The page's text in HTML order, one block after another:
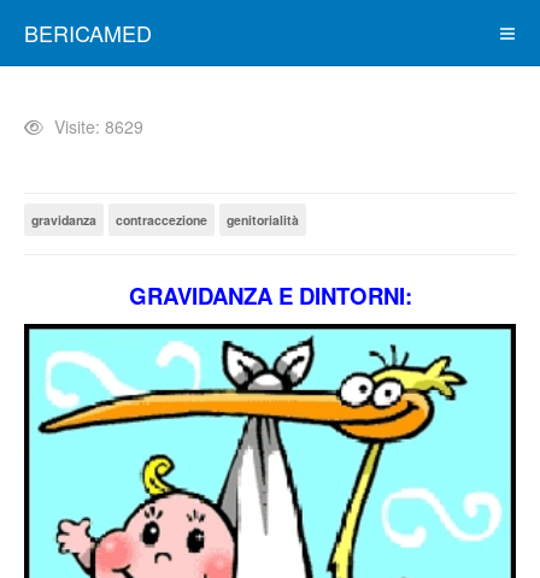
BERICAMED
Visite: 8629
gravidanza contraccezione genitorialità
GRAVIDANZA E DINTORNI: